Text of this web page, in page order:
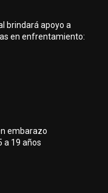
brindará apoyo a
en enfrentamiento:
embarazo
a 19 años